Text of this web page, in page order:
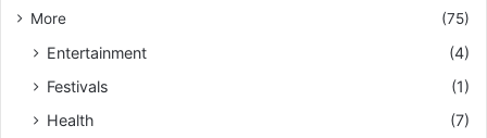
More (75)
Entertainment
(4)
Festivals
(1)
Health
(7)